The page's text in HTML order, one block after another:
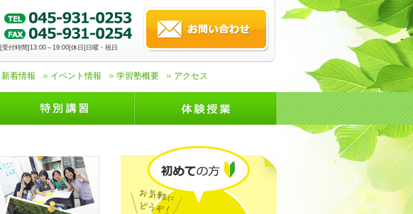
[受付時間]13:00～19:00[休日]日曜・祝日
新着情報 イベント情報 学習塾概要 アクセス